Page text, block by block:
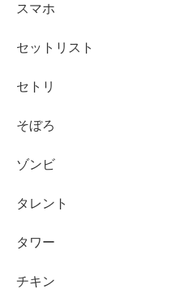
スマホ
セットリスト
セトリ
そぼろ
ゾンビ
タレント
タワー
チキン